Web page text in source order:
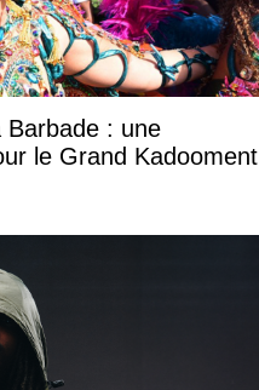
Barbade : une
le Grand Kadooment